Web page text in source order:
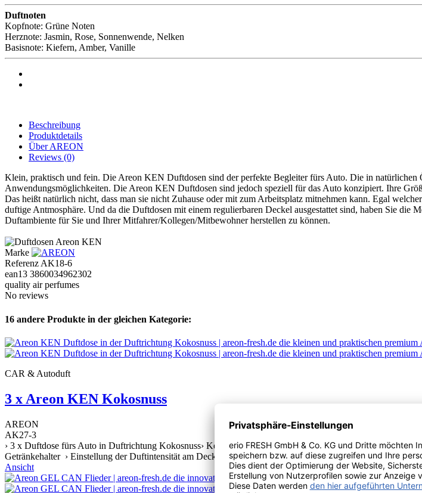
Duftnoten
Kopfnote: Grüne Noten
Herznote: Jasmin, Rose, Sonnenwende, Nelken
Basisnote: Kiefern, Amber, Vanille
Beschreibung
Produktdetails
Über AREON
Reviews (0)
Klein, praktisch und fein. Die Areon KEN Duftdosen sind der perfekte Begleiter fürs Auto. Die in natürlichen
Anwendungsmöglichkeiten. Die Areon KEN Duftdosen sind jedoch speziell für das Auto konzipiert. Ihre
Das heißt natürlich nicht, dass man sie nicht Zuhause oder mit zum Arbeitsplatz mitnehmen kann. Egal
duftige Antmosphäre. Und da die Duftdosen mit einem regulierbaren Deckel ausgestattet sind, haben Sie
Duftambiente für Sie und Ihrer Mitfahrer/Kollegen/Mitbewohner herstellen zu können.
Marke
ReferenzAK18-6
ean13 3860034962302
quality air perfumes
No reviews
16 andere Produkte in der gleichen Kategorie:
CAR & Autoduft
3 x Areon KEN Kokosnuss
AREON
AK27-3
› 3 x Duftdose fürs Auto in Duftrichtung Kokosnuss› Keine bäumelnden Duftbäumen und daher - freie Sicht
Getränkehalter › Einstellung der Duftintensität am Deckel › Stylisches Design › Alternativ auch für Zuhause
Ansicht